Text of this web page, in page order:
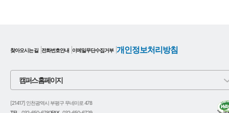
찾아오시는 길 전화번호안내 이메일무단수집거부 개인정보처리방침
캠퍼스 홈페이지
[21417] 인천광역시 부평구 무네미로 478